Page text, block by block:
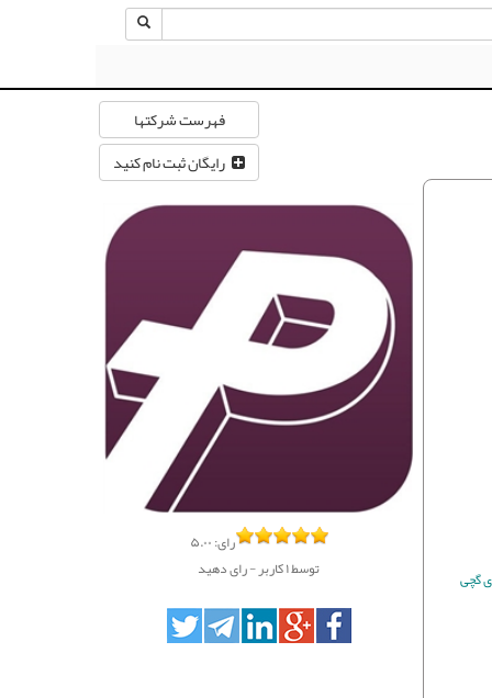
فهرست شرکتها
رایگان ثبت نام کنید
گچی
رای:۵.۰۰
توسط۱کاربر -رای دهید